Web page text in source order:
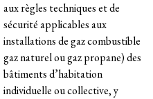
aux règles techniques et de
sécurité applicables aux
installations de gaz combustible
gaz naturel ou gaz propane) des
bâtiments d’habitation
individuelle ou collective, y